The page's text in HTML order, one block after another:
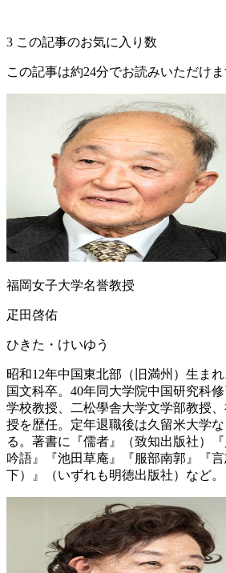
3 この記事のお気に入り数
この記事は約24分でお読みいただけ
福岡女子大学名誉教授
疋田啓佑
ひきた・けいゆう
昭和12年中国東北部（旧満州）生ま
国文科卒。40年同大学院中国研究科
学校教授、二松學舎大学文学部教授
授を歴任。定年退職後は久留米大学
る。著書に『儒者』（致知出版社）
吟語』『池田草庵』『服部南郭』『
下）』（いずれも明徳出版社）など。